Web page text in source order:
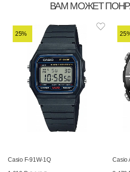
ВАМ МОЖЕТ
25%
Casio F-91W-1Q
Casio